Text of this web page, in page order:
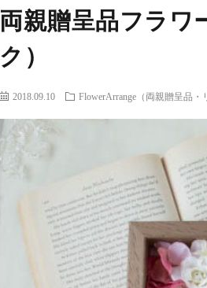
両親贈呈品フラワ
ク）
2018.09.10 FlowerArrange（両親贈呈品・